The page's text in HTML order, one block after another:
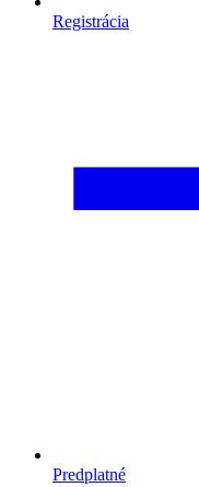
Registrácia
Predplatné